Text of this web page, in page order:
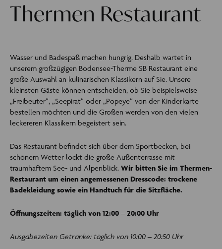
Thermen Restaurant
Wasser und Badespaß machen hungrig. Deshalb wartet in
unserem großzügigen Bodensee-Therme SB Restaurant eine
große Auswahl an kulinarischen Klassikern auf Sie. Unsere
kleinsten Gäste können entscheiden, ob Sie beispielsweise
„Freibeuter“, „Seepirat“ oder „Popeye“ von der Kinderkarte
bestellen möchten und die Großen werden von den vielen
leckereren Klassikern begeistert sein.
Das Restaurant befindet sich über dem Sportbecken, bei
schönem Wetter lockt die große Außenterrasse mit
traumhaftem See- und Alpenblick. Wir bitten Sie im Thermen-
Restaurant um einen angemessenen Dresscode: trockene
Badekleidung sowie ein Handtuch für die Sitzfläche.
Öffnungszeiten: täglich von 12:00 – 20:00 Uhr
Ausgabezeiten Getränke: täglich von 10:00 – 20:50 Uhr